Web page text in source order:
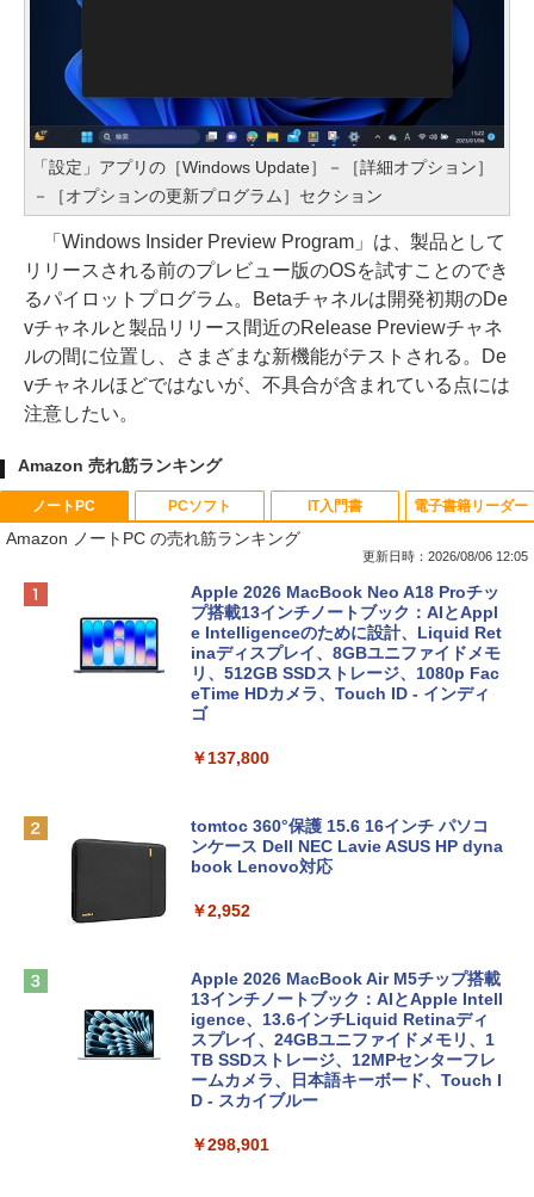
「設定」アプリの［Windows Update］－［詳細オプション］
－［オプションの更新プログラム］セクション
「Windows Insider Preview Program」は、製品として
リリースされる前のプレビュー版のOSを試すことのでき
るパイロットプログラム。Betaチャネルは開発初期のDe
vチャネルと製品リリース間近のRelease Previewチャネ
ルの間に位置し、さまざまな新機能がテストされる。De
vチャネルほどではないが、不具合が含まれている点には
注意したい。
Amazon 売れ筋ランキング
ノートPC
Amazon ノートPC の売れ筋ランキング
更新日時：2026/08/06 12:05
Apple 2026 MacBook Neo A18 Proチッ
プ搭載13インチノートブック：AIとAppl
e Intelligenceのために設計、Liquid Ret
inaディスプレイ、8GBユニファイドメモ
リ、512GB SSDストレージ、1080p Fac
eTime HDカメラ、Touch ID - インディ
ゴ
￥137,800
tomtoc 360°保護 15.6 16インチ パソコ
ンケース Dell NEC Lavie ASUS HP dyna
book Lenovo対応
￥2,952
Apple 2026 MacBook Air M5チップ搭載
13インチノートブック：AIとApple Intell
igence、13.6インチLiquid Retinaディ
スプレイ、24GBユニファイドメモリ、1
TB SSDストレージ、12MPセンターフレ
ームカメラ、日本語キーボード、Touch I
D - スカイブルー
￥298,901
PCソフト IT入門書 電子書籍リーダー